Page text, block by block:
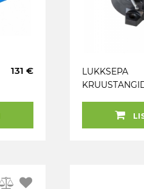
131 €
LUKKSEPA